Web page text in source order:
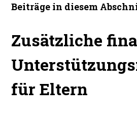
Beiträge in diesem
Zusätzliche
für Eltern